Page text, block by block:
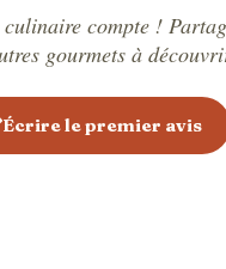
compte !
gourmets à
Écrire le premier avis